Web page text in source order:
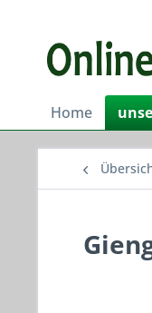
Home